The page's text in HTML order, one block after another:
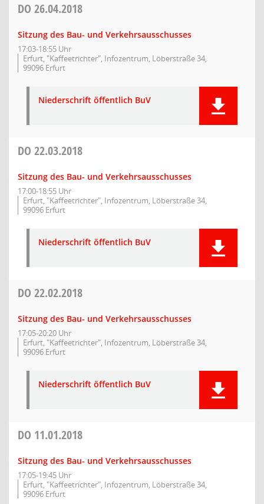
DO 26.04.2018
Sitzung des Bau- und Verkehrsausschusses
17:03-18:55 Uhr
Erfurt, "Kaffeetrichter", Infozentrum, Löberstraße 34,
99096 Erfurt
Niederschrift öffentlich BuV
DO 22.03.2018
Sitzung des Bau- und Verkehrsausschusses
17:00-18:55 Uhr
Erfurt, "Kaffeetrichter", Infozentrum, Löberstraße 34,
99096 Erfurt
Niederschrift öffentlich BuV
DO 22.02.2018
Sitzung des Bau- und Verkehrsausschusses
17:05-20:20 Uhr
Erfurt, "Kaffeetrichter", Infozentrum, Löberstraße 34,
99096 Erfurt
Niederschrift öffentlich BuV
DO 11.01.2018
Sitzung des Bau- und Verkehrsausschusses
17:05-19:45 Uhr
Erfurt, "Kaffeetrichter", Infozentrum, Löberstraße 34,
99096 Erfurt